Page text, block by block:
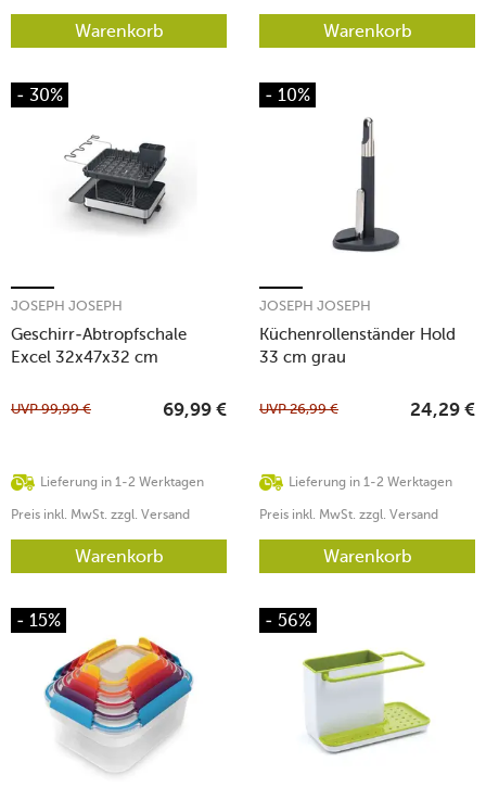
Warenkorb Warenkorb
- 30%
Geschirr-Abtropfschale
Excel 32x47x32 cm
JOSEPH JOSEPH
Lieferung in 1-2 Werktagen
UVP99,99 € 69,99 €
Preis inkl. MwSt. zzgl. Versand
Warenkorb
- 10%
Küchenrollenständer Hold
33 cm grau
JOSEPH JOSEPH
Lieferung in 1-2 Werktagen
UVP26,99 € 24,29 €
Preis inkl. MwSt. zzgl. Versand
Warenkorb
- 15% - 56%